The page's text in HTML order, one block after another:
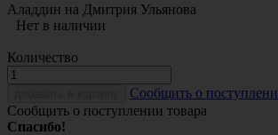
Аладдин на Дмитрия Ульянова
Нет в наличии
Количество
Cообщить о
Сообщить о поступлении товара
Спасибо!